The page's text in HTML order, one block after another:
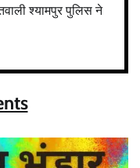
श्यामपुर पुलिस ने